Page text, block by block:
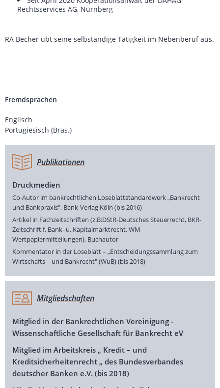
Rechtsservices AG, Nürnberg
RA Becher übt seine selbständige Tätigkeit im Nebenberuf aus.
Fremdsprachen
Englisch
Portugiesisch (Bras.)
Publikationen
Druckmedien
Co-Autor im bankrechtlichen Loseblattstandardwerk „Bankrecht
und Bankpraxis", Bank-Verlag Köln (bis 2016)
Artikel in Fachzeitschriften (z.B:DStR-Deutsches Steuerrecht, BKR-
Zeitschrift f. Bank–u. Kapitalmarktrecht, WM-
Wertpapiermitteilungen), Buchautor
Kommentator in der Loseblatt – „Entscheidungssammlung zum
Wirtschafts – und Bankrecht" (WuB) (bis 2018)
Mitgliedschaften
Mitglied in der Bankrechtlichen Vereinigung -
Wissenschaftliche Gesellschaft für Bankrecht eV
Mitglied im Arbeitskreis „ Kredit – und
Kreditsicherheitenrecht „ des Bundesverbandes
deutscher Banken e.V. (bis 2018)